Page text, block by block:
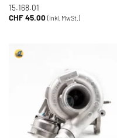
15.168.01
CHF45.00 (inkl. MwSt.)